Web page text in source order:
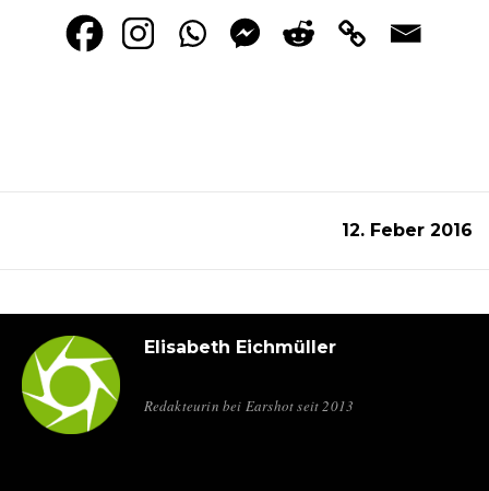
12. Feber 2016
Elisabeth Eichmüller
Redakteurin bei Earshot seit 2013